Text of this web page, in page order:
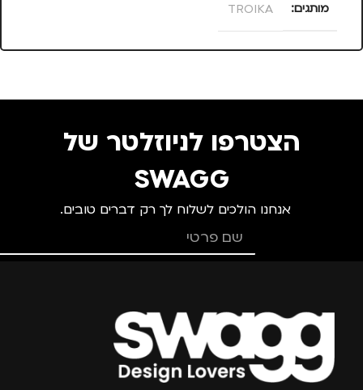
מותגים TROIKA
גברים ,חיילים ,טיולים ,
הצטרפו לניוזלטר של
SWAGG
אנחנו הולכים לשלוח לך רק דברים טובים.
צרפו אותי למועדון